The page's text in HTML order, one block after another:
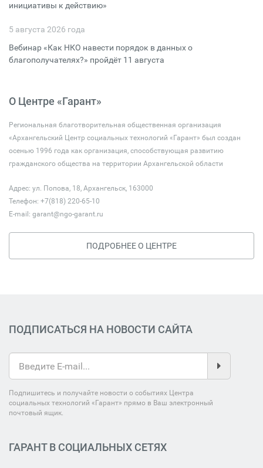
инициативы к действию»
5 августа 2026 года
Вебинар «Как НКО навести порядок в данных о
благополучателях?» пройдёт 11 августа
О Центре «Гарант»
Региональная благотворительная общественная организация
«Архангельский Центр социальных технологий «Гарант» был создан
осенью 1996 года как организация, способствующая развитию
гражданского общества на территории Архангельской области
Адрес: ул. Попова, 18, Архангельск, 163000
Телефон: +7(818) 220-65-10
E-mail: garant@ngo-garant.ru
ПОДРОБНЕЕ О ЦЕНТРЕ
ПОДПИСАТЬСЯ НА НОВОСТИ САЙТА
Подпишитесь и получайте новости о событиях Центра
социальных технологий «Гарант» прямо в Ваш электронный
почтовый ящик.
ГАРАНТ В СОЦИАЛЬНЫХ СЕТЯХ